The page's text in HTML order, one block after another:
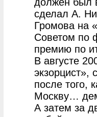
сделал А.
Громова на «
Советом по
премию по
В августе
экзорцист»,
после того,
Москву…
А затем за